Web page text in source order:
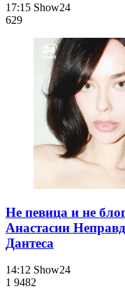
17:15 Show24
629
Не певица и не
Анастасии
Дантеса
14:12 Show24
1 9482